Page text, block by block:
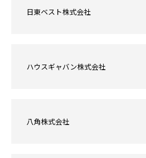
日東ベスト株式会社
ハウスギャバン株式会社
八角株式会社